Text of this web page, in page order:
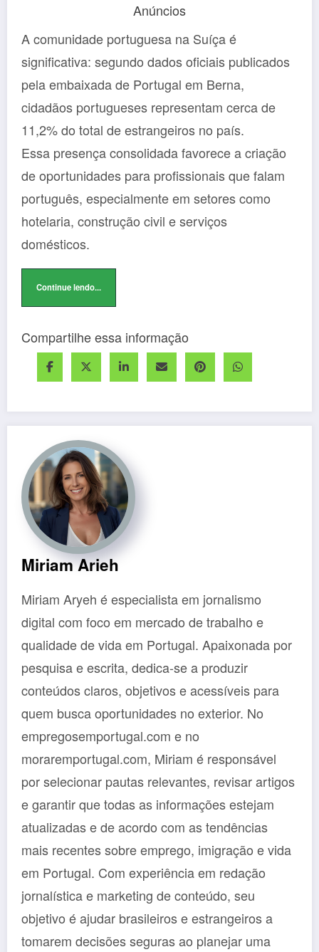
Anúncios
A comunidade portuguesa na Suíça é
significativa: segundo dados oficiais publicados
pela embaixada de Portugal em Berna,
cidadãos portugueses representam cerca de
11,2% do total de estrangeiros no país.
Essa presença consolidada favorece a criação
de oportunidades para profissionais que falam
português, especialmente em setores como
hotelaria, construção civil e serviços
domésticos.
Continue lendo...
Compartilhe essa informação
Miriam Arieh
Miriam Aryeh é especialista em jornalismo
digital com foco em mercado de trabalho e
qualidade de vida em Portugal. Apaixonada por
pesquisa e escrita, dedica-se a produzir
conteúdos claros, objetivos e acessíveis para
quem busca oportunidades no exterior. No
empregosemportugal.com e no
moraremportugal.com, Miriam é responsável
por selecionar pautas relevantes, revisar artigos
e garantir que todas as informações estejam
atualizadas e de acordo com as tendências
mais recentes sobre emprego, imigração e vida
em Portugal. Com experiência em redação
jornalística e marketing de conteúdo, seu
objetivo é ajudar brasileiros e estrangeiros a
tomarem decisões seguras ao planejar uma